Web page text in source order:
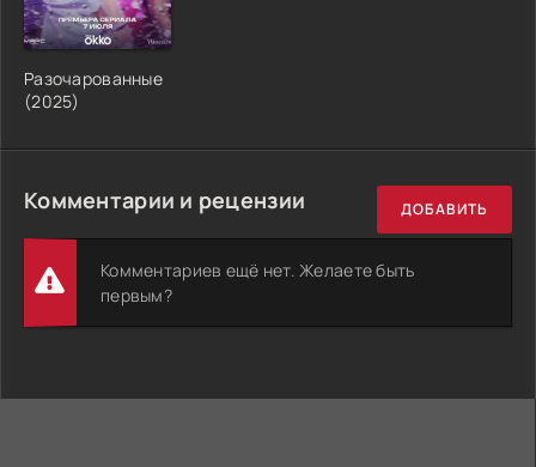
Разочарованные
(2025)
Комментарии и рецензии ДОБАВИТЬ
Комментариев ещё нет. Желаете быть
первым?